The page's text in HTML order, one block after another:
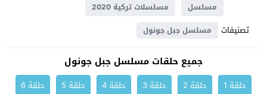
مسلسل
مسلسلات تركية 2020
تصنيفات مسلسل جبل جونول
جميع حلقات مسلسل جبل جونول
حلقة 1 حلقة 2 حلقة 3 حلقة 4 حلقة 5
حلقة 6